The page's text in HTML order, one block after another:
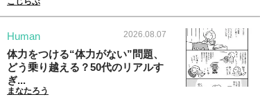
Human 2026.08.07
体力をつける“体力がない”問題、
どう乗り越える？50代のリアルす
ぎ...
まなたろう